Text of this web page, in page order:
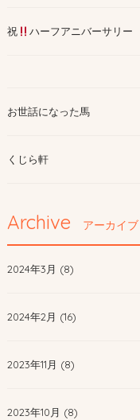
祝 ハーフアニバーサリー
お世話になった馬
くじら軒
Archive アーカイブ
2024年3月 (8)
2024年2月 (16)
2023年11月 (8)
2023年10月 (8)